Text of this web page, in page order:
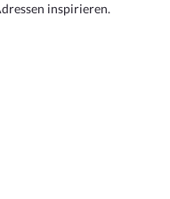
inspirieren.